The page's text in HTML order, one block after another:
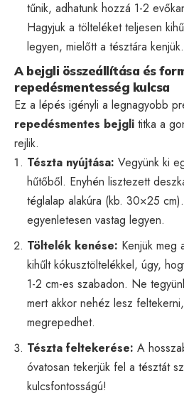
tűnik, adhatunk hozzá 1-2
Hagyjuk a tölteléket teljesen
legyen, mielőtt a tésztára kenjük.
A bejgli összeállítása és
repedésmentesség kulcsa
Ez a lépés igényli a legnagyobb
repedésmentes bejgli titka a
rejlik.
Tészta nyújtása: Vegyünk ki
hűtőből. Enyhén lisztezett
téglalap alakúra (kb. 30×25
egyenletesen vastag legyen.
Töltelék kenése: Kenjük meg
kihűlt kókusztöltelékkel, úgy,
1-2 cm-es szabadon. Ne
mert akkor nehéz lesz
megrepedhet.
Tészta feltekerése: A
óvatosan tekerjük fel a tésztát
kulcsfontosságú!